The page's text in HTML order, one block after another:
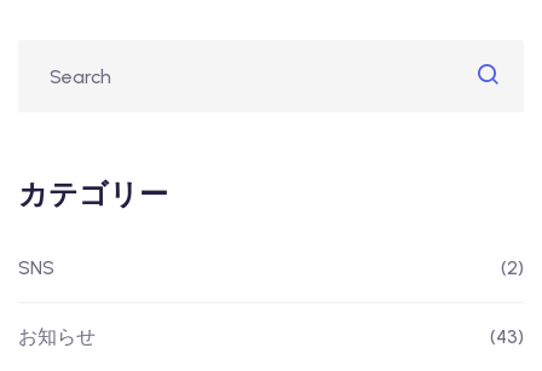
カテゴリー
SNS (2)
お知らせ (43)